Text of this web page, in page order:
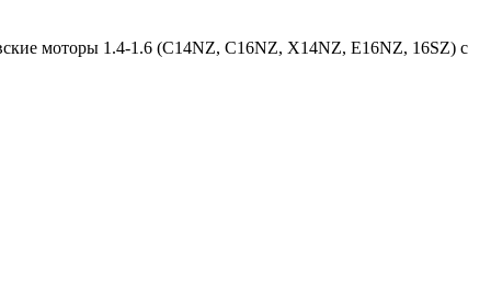
моторы 1.4-1.6 (С14NZ, C16NZ, X14NZ, E16NZ, 16SZ) с